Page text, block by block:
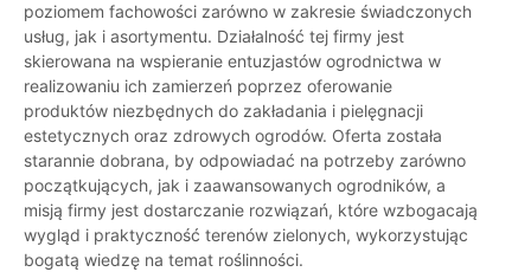
poziomem fachowości zarówno w zakresie świadczonych
usług, jak i asortymentu. Działalność tej firmy jest
skierowana na wspieranie entuzjastów ogrodnictwa w
realizowaniu ich zamierzeń poprzez oferowanie
produktów niezbędnych do zakładania i pielęgnacji
estetycznych oraz zdrowych ogrodów. Oferta została
starannie dobrana, by odpowiadać na potrzeby zarówno
początkujących, jak i zaawansowanych ogrodników, a
misją firmy jest dostarczanie rozwiązań, które wzbogacają
wygląd i praktyczność terenów zielonych, wykorzystując
bogatą wiedzę na temat roślinności.